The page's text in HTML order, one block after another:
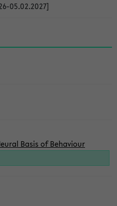
05.02.2027]
Basis of Behaviour